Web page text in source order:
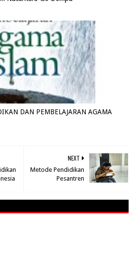
DAN PEMBELAJARAN AGAMA
NEXT
Metode Pendidikan
Pesantren